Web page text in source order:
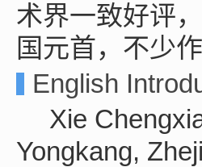
术界一致好评
国元首，不少
English
Xie
Yongkang,